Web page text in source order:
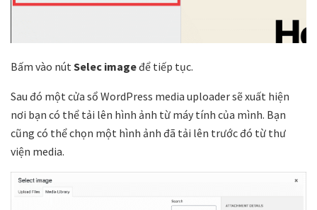
Bấm vào nút Selec imageđể tiếp tục.
Sau đó một cửa sổ WordPress media uploader sẽ xuất hiện
nơi bạn có thể tải lên hình ảnh từ máy tính của mình. Bạn
cũng có thể chọn một hình ảnh đã tải lên trước đó từ thư
viện media.